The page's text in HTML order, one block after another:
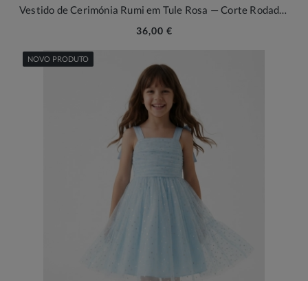
Vestido de Cerimónia Rumi em Tule Rosa — Corte Rodado para Ocasiões
36,00 €
NOVO PRODUTO